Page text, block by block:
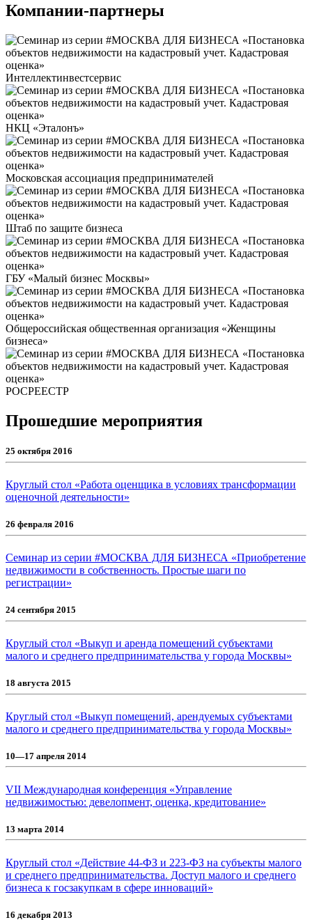
Компании-партнеры
Интеллектинвестсервис
НКЦ «Эталонъ»
Московская ассоциация предпринимателей
Штаб по защите бизнеса
ГБУ «Малый бизнес Москвы»
Общероссийская общественная организация «Женщины
бизнеса»
РОСРЕЕСТР
Прошедшие мероприятия
25 октября 2016
Круглый стол «Работа оценщика в условиях трансформации
оценочной деятельности»
26 февраля 2016
Семинар из серии #МОСКВА ДЛЯ БИЗНЕСА «Приобретение
недвижимости в собственность. Простые шаги по
регистрации»
24 сентября 2015
Круглый стол «Выкуп и аренда помещений субъектами
малого и среднего предпринимательства у города Москвы»
18 августа 2015
Круглый стол «Выкуп помещений, арендуемых субъектами
малого и среднего предпринимательства у города Москвы»
10—17 апреля 2014
VII Международная конференция «Управление
недвижимостью: девелопмент, оценка, кредитование»
13 марта 2014
Круглый стол «Действие 44-ФЗ и 223-ФЗ на субъекты малого
и среднего предпринимательства. Доступ малого и среднего
бизнеса к госзакупкам в сфере инноваций»
16 декабря 2013